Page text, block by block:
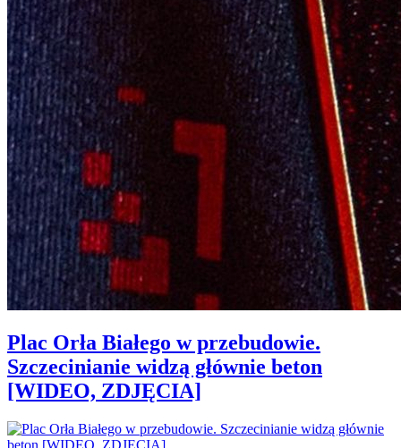
Plac Orła Białego w przebudowie.
Szczecinianie widzą głównie beton
[WIDEO, ZDJĘCIA]